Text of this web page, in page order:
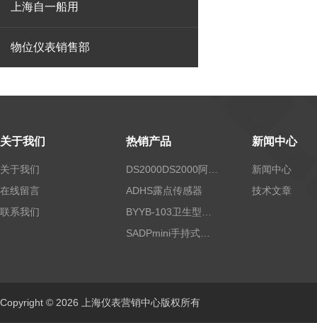
上海自一船用
物位仪表销售部
关于我们
关于我们
在线留言
联系我们
热销产品
ADHS露点传感器
新闻中心
新闻中心
技术文章
Copyright © 2026 上海仪表营销中心版权所有